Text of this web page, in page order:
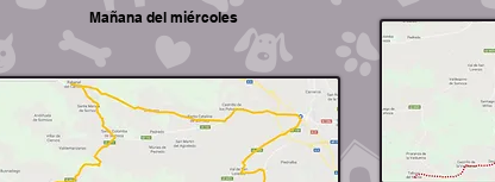
Mañana del miércoles